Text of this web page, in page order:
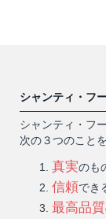
シャンティ・フ
シャンティ・フ
次の３つのこと
真実のも
信頼でき
最高品質